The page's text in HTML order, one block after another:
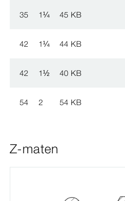
35 1¼ 45 KB
42 1¼ 44 KB
42 1½ 40 KB
54 2 54 KB
Z-maten